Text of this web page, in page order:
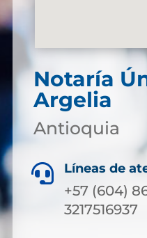
Notaría
Argelia
Antioquia
 Líneas de
+57 (604)
3217516937